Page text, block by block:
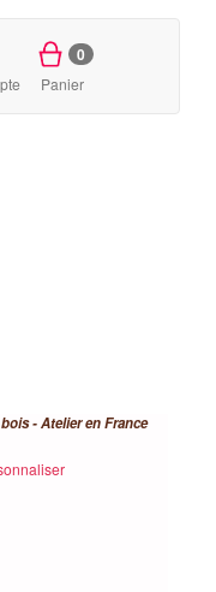
0
Panier
- Atelier en France